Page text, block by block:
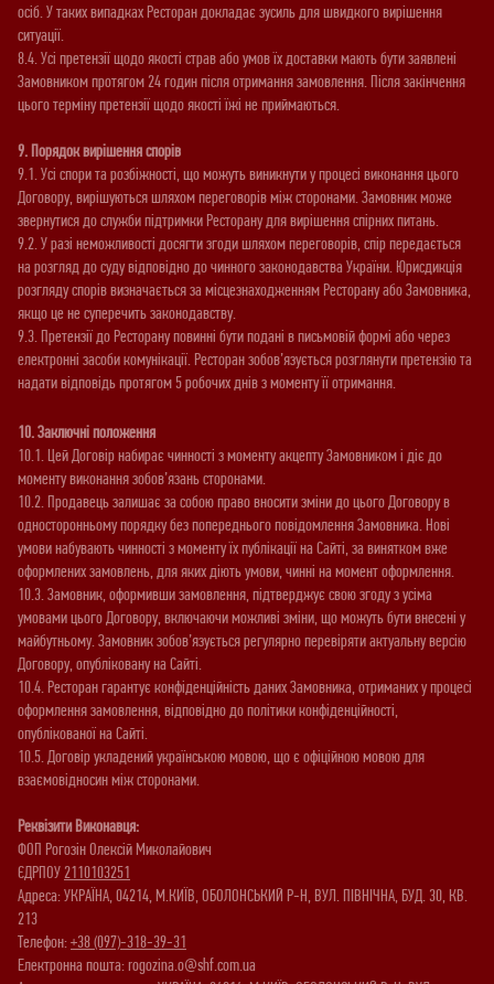
осіб. У таких випадках Ресторан докладає зусиль для швидкого вирішення
ситуації.
8.4. Усі претензії щодо якості страв або умов їх доставки мають бути заявлені
Замовником протягом 24 годин після отримання замовлення. Після закінчення
цього терміну претензії щодо якості їжі не приймаються.
9. Порядок вирішення спорів
9.1. Усі спори та розбіжності, що можуть виникнути у процесі виконання цього
Договору, вирішуються шляхом переговорів між сторонами. Замовник може
звернутися до служби підтримки Ресторану для вирішення спірних питань.
9.2. У разі неможливості досягти згоди шляхом переговорів, спір передається
на розгляд до суду відповідно до чинного законодавства України. Юрисдикція
розгляду спорів визначається за місцезнаходженням Ресторану або Замовника,
якщо це не суперечить законодавству.
9.3. Претензії до Ресторану повинні бути подані в письмовій формі або через
електронні засоби комунікації. Ресторан зобов’язується розглянути претензію та
надати відповідь протягом 5 робочих днів з моменту її отримання.
10. Заключні положення
10.1. Цей Договір набирає чинності з моменту акцепту Замовником і діє до
моменту виконання зобов’язань сторонами.
10.2. Продавець залишає за собою право вносити зміни до цього Договору в
односторонньому порядку без попереднього повідомлення Замовника. Нові
умови набувають чинності з моменту їх публікації на Сайті, за винятком вже
оформлених замовлень, для яких діють умови, чинні на момент оформлення.
10.3. Замовник, оформивши замовлення, підтверджує свою згоду з усіма
умовами цього Договору, включаючи можливі зміни, що можуть бути внесені у
майбутньому. Замовник зобов’язується регулярно перевіряти актуальну версію
Договору, опубліковану на Сайті.
10.4. Ресторан гарантує конфіденційність даних Замовника, отриманих у процесі
оформлення замовлення, відповідно до політики конфіденційності,
опублікованої на Сайті.
10.5. Договір укладений українською мовою, що є офіційною мовою для
взаємовідносин між сторонами.
Реквізити Виконавця:
ФОП Рогозін Олексій Миколайович
ЄДРПОУ2110103251
Адреса: УКРАЇНА, 04214, М.КИЇВ, ОБОЛОНСЬКИЙ Р-Н, ВУЛ. ПІВНІЧНА, БУД. 30, КВ.
213
Телефон:+38 (097)-318-39-31
Електронна пошта: rogozina.o@shf.com.ua